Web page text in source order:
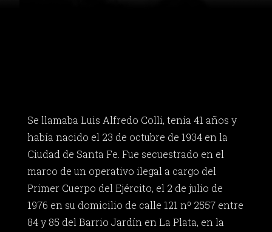
Se llamaba Luis Alfredo Colli, tenía 41 años y
había nacido el 23 de octubre de 1934 en la
Ciudad de Santa Fe. Fue secuestrado en el
marco de un operativo ilegal a cargo del
Primer Cuerpo del Ejército, el 2 de julio de
1976 en su domicilio de calle 121 nº 2557 entre
84 y 85 del Barrio Jardín en La Plata, en la